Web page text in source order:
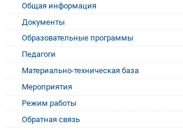
Общая информация
Документы
Образовательные программы
Педагоги
Материально-техническая база
Мероприятия
Режим работы
Обратная связь